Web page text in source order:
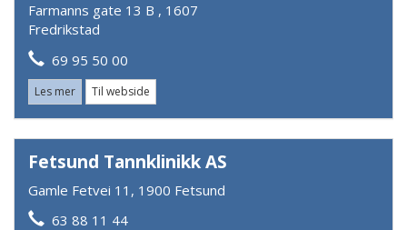
Farmanns gate 13 B , 1607
Fredrikstad
69 95 50 00
Les mer Til webside
Fetsund Tannklinikk AS
Gamle Fetvei 11, 1900 Fetsund
63 88 11 44